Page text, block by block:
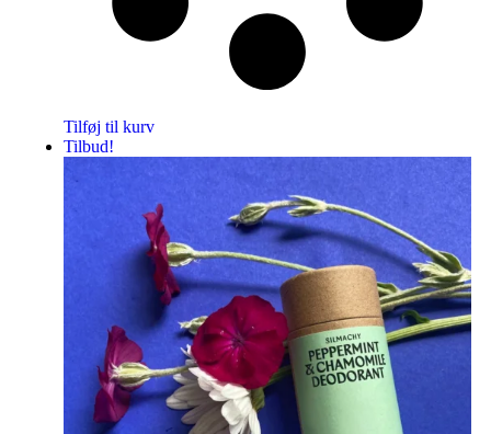
Tilføj til kurv
Tilbud!